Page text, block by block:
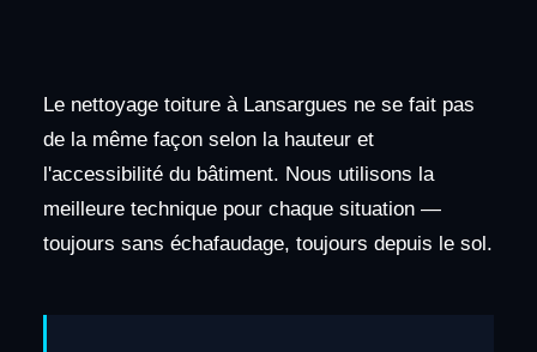
Le nettoyage toiture à Lansargues ne se fait pas
de la même façon selon la hauteur et
l'accessibilité du bâtiment. Nous utilisons la
meilleure technique pour chaque situation —
toujours sans échafaudage, toujours depuis le sol.